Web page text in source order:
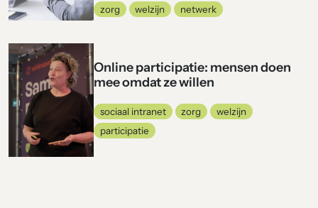
zorg
welzijn netwerk
Online participatie: mensen doen
mee omdat ze willen
sociaal intranet zorg
welzijn
participatie